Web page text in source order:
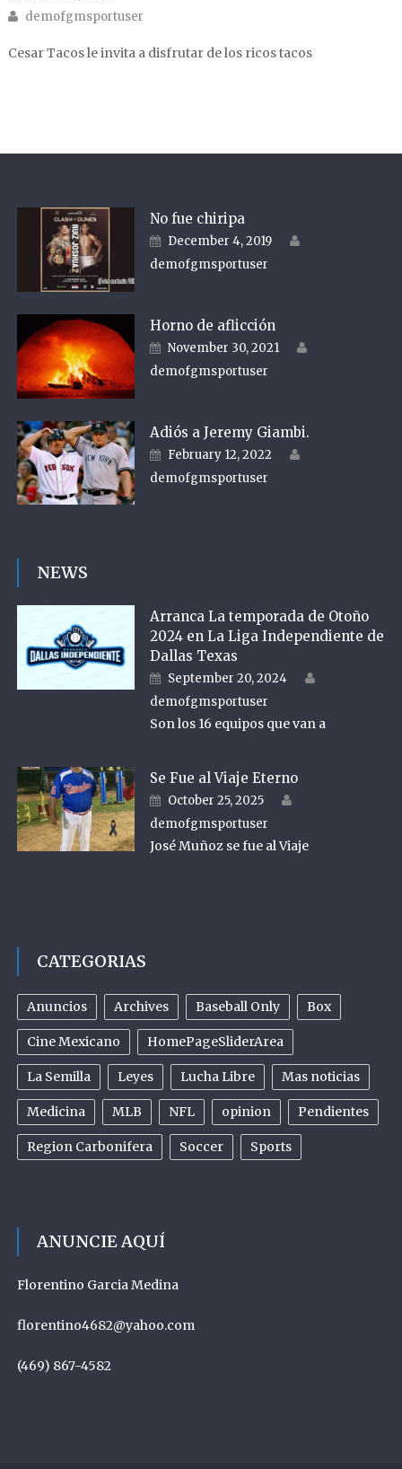
Author
demofgmsportuser
Cesar Tacos le invita a disfrutar de los ricos tacos
No fue chiripa
Posted on
December 4, 2019
demofgmsportuser
Horno de aflicción
Posted on
November 30, 2021
demofgmsportuser
Adiós a Jeremy Giambi.
Posted on
February 12, 2022
demofgmsportuser
NEWS
Arranca La temporada de Otoño
2024 en La Liga Independiente de
Dallas Texas
Posted on
September 20, 2024
demofgmsportuser
Son los 16 equipos que van a
Se Fue al Viaje Eterno
Posted on
October 25, 2025
demofgmsportuser
José Muñoz se fue al Viaje
CATEGORIAS
Anuncios Archives Baseball Only Box
Cine Mexicano HomePageSliderArea
La Semilla Leyes Lucha Libre Mas noticias
Medicina MLB NFL opinion Pendientes
Region Carbonifera Soccer Sports
ANUNCIE AQUÍ
Florentino Garcia Medina
florentino4682@yahoo.com
(469) 867-4582